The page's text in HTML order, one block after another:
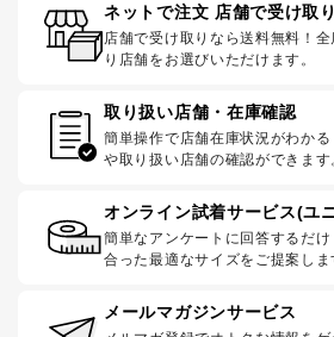
ネットで注文 店舗で受け取り
店舗で受け取りなら送料無料！
り店舗をお選びいただけます。
取り扱い店舗・在庫確認
簡単操作で店舗在庫状況がわか
や取り扱い店舗の確認ができます
オンライン試着サービス(ユ
簡単なアンケートに回答するだ
合った最適なサイズをご提案しま
メールマガジンサービス